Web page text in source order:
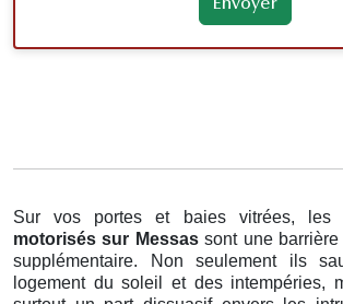
Sur vos portes et baies vitrées, les
motorisés sur Messassont une
supplémentaire. Non seulement ils
logement du soleil et des intempéries,